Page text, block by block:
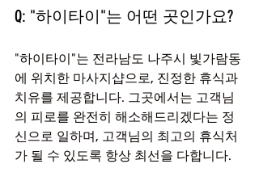
Q: "하이타이"는 어떤 곳인가요?
"하이타이"는 전라남도 나주시 빛가람동
에 위치한 마사지샵으로, 진정한 휴식과
치유를 제공합니다. 그곳에서는 고객님
의 피로를 완전히 해소해드리겠다는 정
신으로 일하며, 고객님의 최고의 휴식처
가 될 수 있도록 항상 최선을 다합니다.